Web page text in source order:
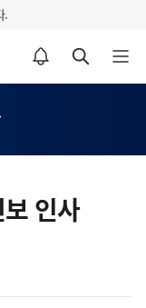
.
알림설정 바로가기 검색 바로가기 메뉴 열기
인사